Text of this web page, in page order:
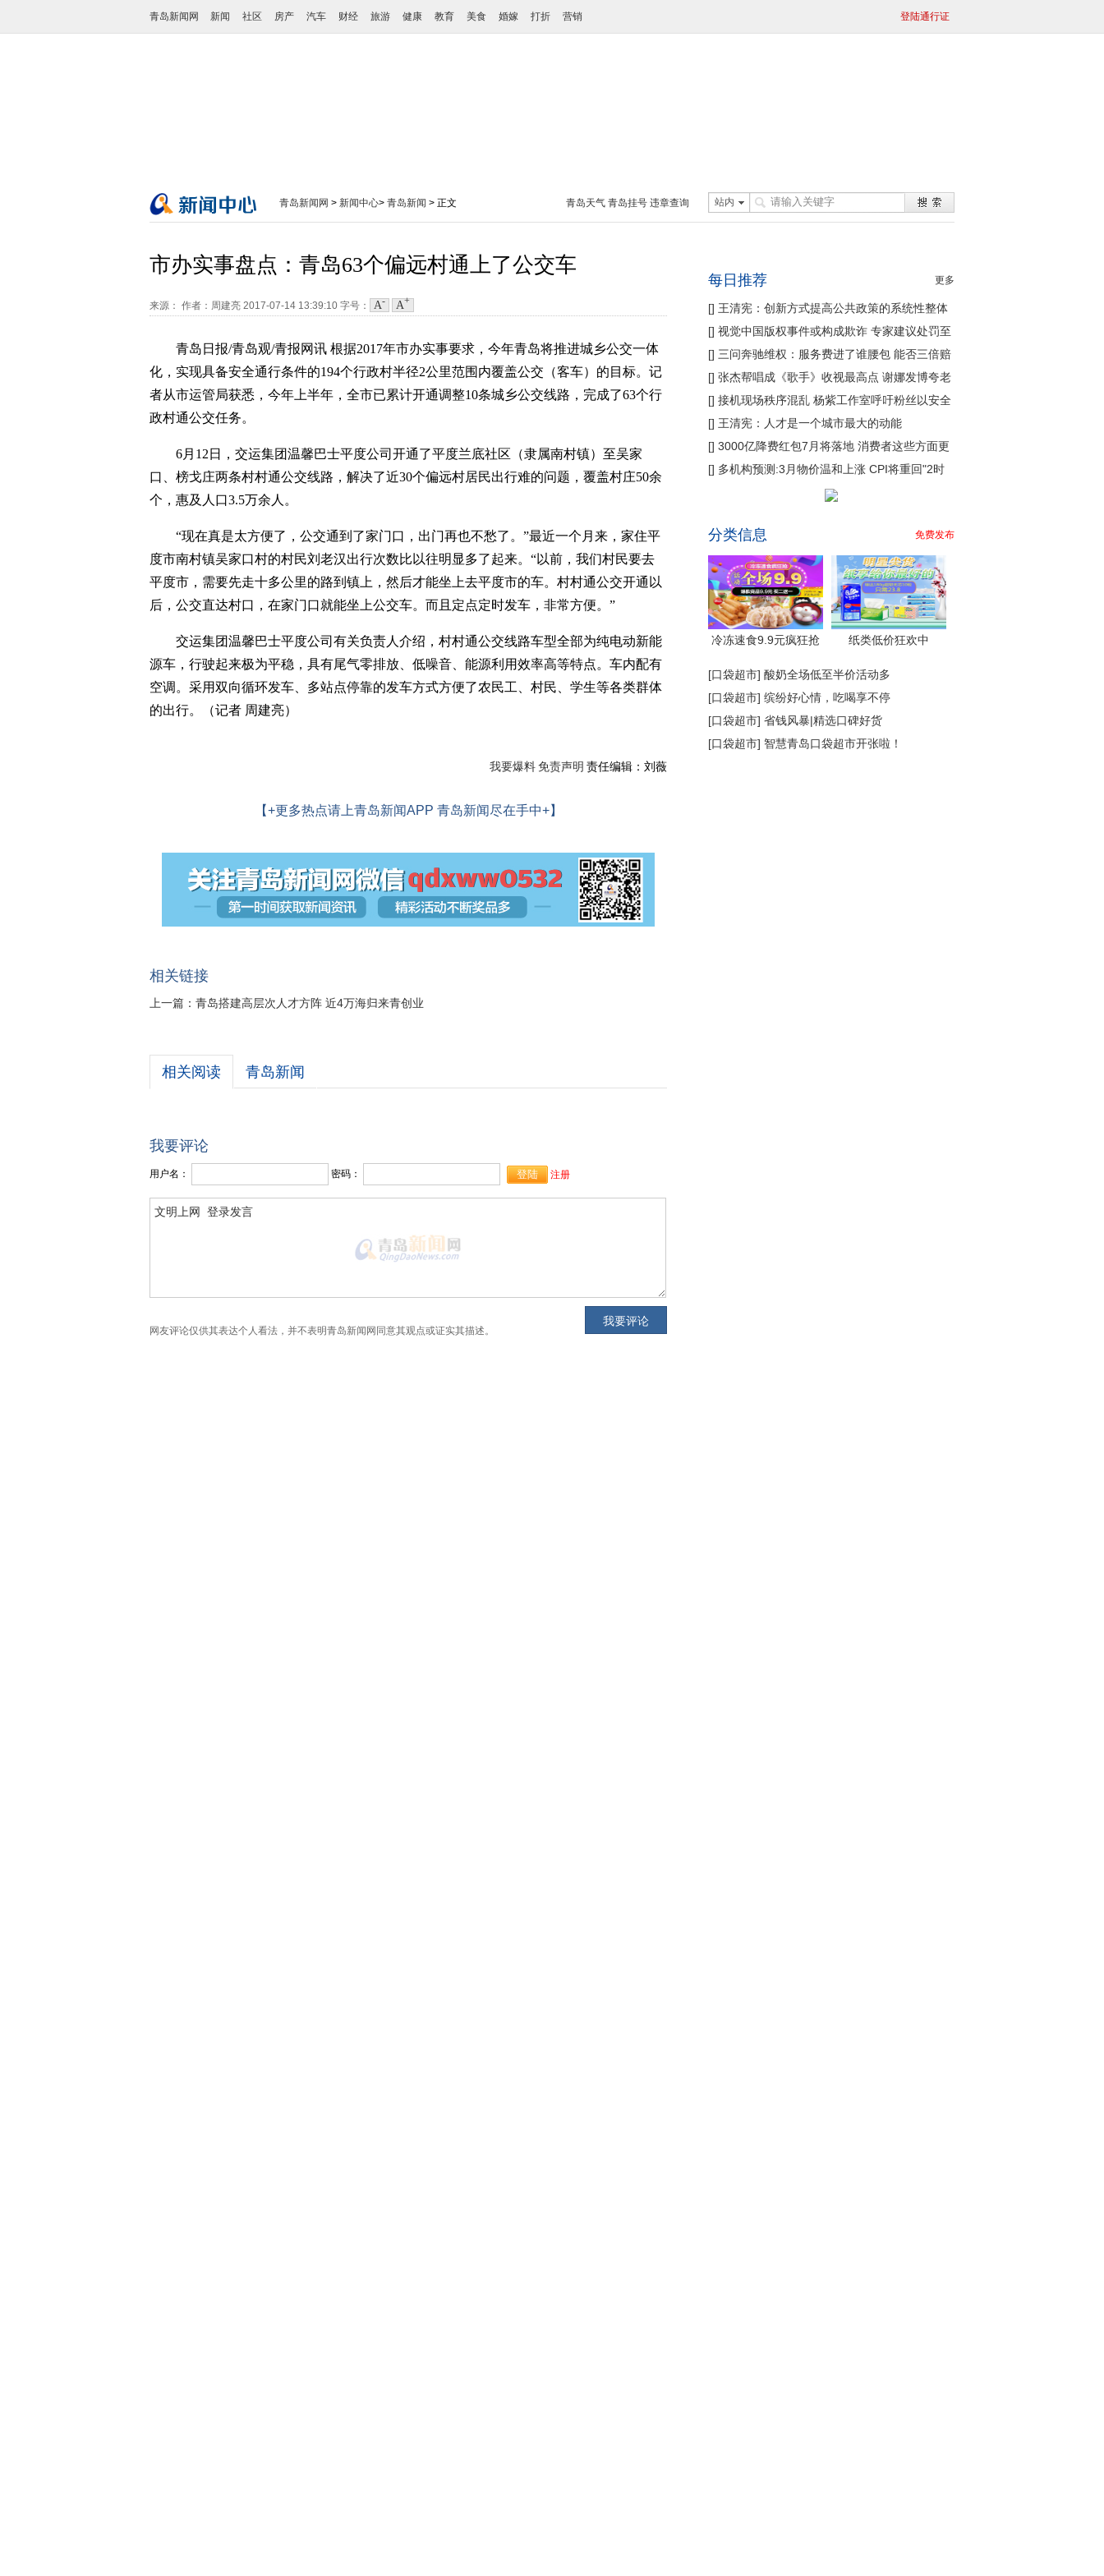
登陆通行证
青岛新闻网 新闻 社区 房产 汽车 财经 旅游 健康 教育 美食 婚嫁 打折 营销
站内
青岛天气 青岛挂号 违章查询
青岛新闻网 > 新闻中心> 青岛新闻 > 正文
市办实事盘点：青岛63个偏远村通上了公交车
来源： 作者：周建亮 2017-07-14 13:39:10 字号： A- A+
青岛日报/青岛观/青报网讯 根据2017年市办实事要求，今年青岛将推进城乡公交一体
化，实现具备安全通行条件的194个行政村半径2公里范围内覆盖公交（客车）的目标。记
者从市运管局获悉，今年上半年，全市已累计开通调整10条城乡公交线路，完成了63个行
政村通公交任务。
6月12日，交运集团温馨巴士平度公司开通了平度兰底社区（隶属南村镇）至吴家
口、榜戈庄两条村村通公交线路，解决了近30个偏远村居民出行难的问题，覆盖村庄50余
个，惠及人口3.5万余人。
“现在真是太方便了，公交通到了家门口，出门再也不愁了。”最近一个月来，家住平
度市南村镇吴家口村的村民刘老汉出行次数比以往明显多了起来。“以前，我们村民要去
平度市，需要先走十多公里的路到镇上，然后才能坐上去平度市的车。村村通公交开通以
后，公交直达村口，在家门口就能坐上公交车。而且定点定时发车，非常方便。”
交运集团温馨巴士平度公司有关负责人介绍，村村通公交线路车型全部为纯电动新能
源车，行驶起来极为平稳，具有尾气零排放、低噪音、能源利用效率高等特点。车内配有
空调。采用双向循环发车、多站点停靠的发车方式方便了农民工、村民、学生等各类群体
的出行。（记者 周建亮）
我要爆料免责声明 责任编辑：刘薇
【+更多热点请上青岛新闻APP 青岛新闻尽在手中+】
相关链接
上一篇： 青岛搭建高层次人才方阵 近4万海归来青创业
相关阅读 青岛新闻
我要评论
用户名： 密码： 注册
网友评论仅供其表达个人看法，并不表明青岛新闻网同意其观点或证实其描述。
每日推荐 更多
[] 王清宪：创新方式提高公共政策的系统性整体
性协同性
[] 视觉中国版权事件或构成欺诈 专家建议处罚至
痛
[] 三问奔驰维权：服务费进了谁腰包 能否三倍赔
偿
[] 张杰帮唱成《歌手》收视最高点 谢娜发博夸老
公
[] 接机现场秩序混乱 杨紫工作室呼吁粉丝以安全
为主
[] 王清宪：人才是一个城市最大的动能
[] 3000亿降费红包7月将落地 消费者这些方面更
省钱
[] 多机构预测:3月物价温和上涨 CPI将重回"2时
分类信息 免费发布
冷冻速食9.9元疯狂抢 纸类低价狂欢中
[口袋超市] 酸奶全场低至半价活动多
[口袋超市] 缤纷好心情，吃喝享不停
[口袋超市] 省钱风暴|精选口碑好货
[口袋超市] 智慧青岛口袋超市开张啦！